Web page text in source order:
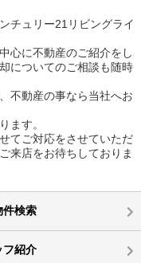
チュリー21リビングライ
心に不動産のご紹介をし
についてのご相談も随時
不動産の事なら当社へお
ます。
てご対応をさせていただ
来店をお待ちしておりま
件検索
フ紹介